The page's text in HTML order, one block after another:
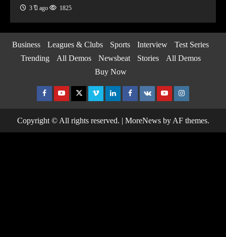
3 ปี ago 1825
Business Leagues & Clubs Sports Interview
Test Series
Trending
All Demos Newsbeat Stories
All Demos
Buy Now
Facebook
YoutubeTwitterVimeoLinkedinFacebook
VK YoutubeInstagram
Copyright © All rights reserved. | MoreNewsby AF themes.